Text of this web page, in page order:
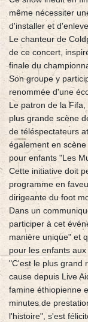
même nécessiter
d'installer et
Le chanteur de
de ce concert,
finale du
Son groupe y
renommée d'une
Le patron de la
plus grande scène
de téléspectateurs
également en
pour enfants "Les
Cette initiative doit
programme en
dirigeante du foot
Dans un
participer à cet
manière unique" et
pour les enfants
"C'est le plus grand
cause depuis Live
famine éthiopienne
minutes de
l'histoire", s'est